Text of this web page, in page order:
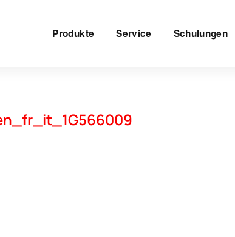
Produkte Service Schulungen